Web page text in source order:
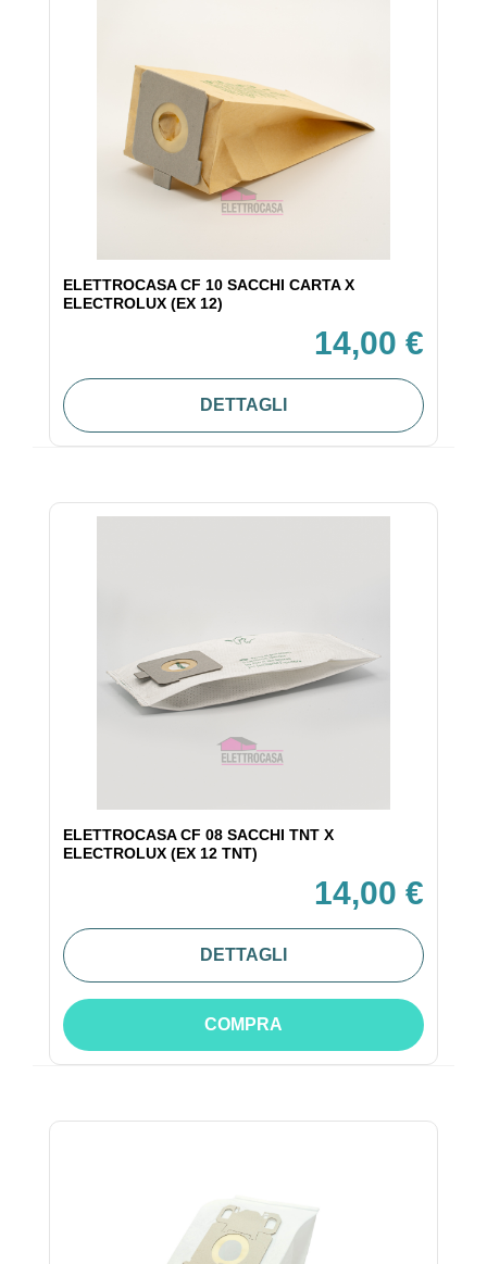
ELETTROCASA CF 10 SACCHI CARTA X
ELECTROLUX (EX 12)
14,00 €
DETTAGLI
ELETTROCASA CF 08 SACCHI TNT X
ELECTROLUX (EX 12 TNT)
14,00 €
DETTAGLI
COMPRA